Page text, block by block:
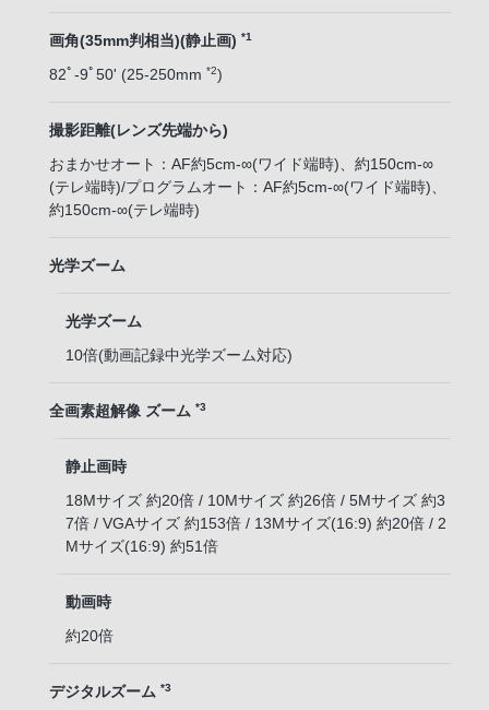
画角(35mm判相当)(静止画) *1
82ﾟ-9ﾟ50' (25-250mm *2)
撮影距離(レンズ先端から)
おまかせオート：AF約5cm-∞(ワイド端時)、約150cm-∞
(テレ端時)/プログラムオート：AF約5cm-∞(ワイド端時)、
約150cm-∞(テレ端時)
光学ズーム
光学ズーム
10倍(動画記録中光学ズーム対応)
全画素超解像 ズーム *3
静止画時
18Mサイズ 約20倍 / 10Mサイズ 約26倍 / 5Mサイズ 約3
7倍 / VGAサイズ 約153倍 / 13Mサイズ(16:9) 約20倍 / 2
Mサイズ(16:9) 約51倍
動画時
約20倍
デジタルズーム *3